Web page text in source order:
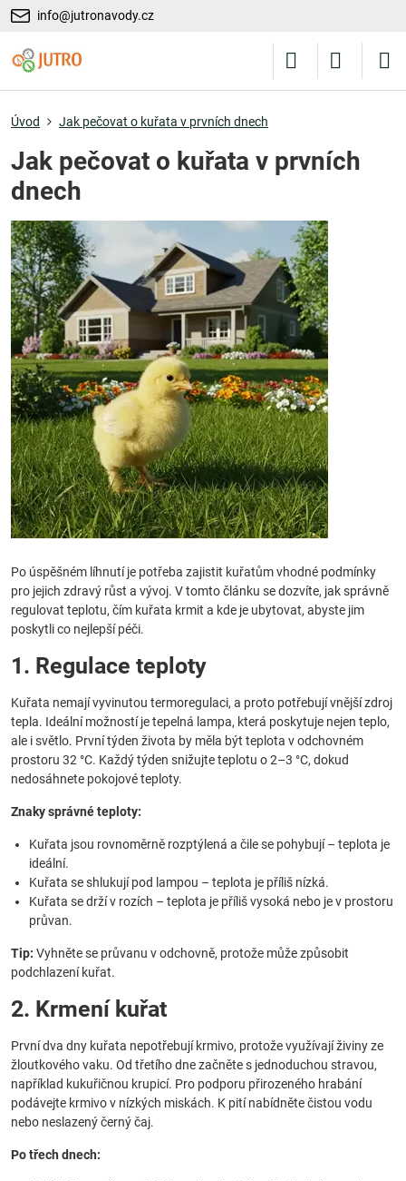
info@jutronavody.cz
Úvod Jak pečovat o kuřata v prvních dnech
Jak pečovat o kuřata v prvních
dnech
Po úspěšném líhnutí je potřeba zajistit kuřatům vhodné podmínky
pro jejich zdravý růst a vývoj. V tomto článku se dozvíte, jak správně
regulovat teplotu, čím kuřata krmit a kde je ubytovat, abyste jim
poskytli co nejlepší péči.
1. Regulace teploty
Kuřata nemají vyvinutou termoregulaci, a proto potřebují vnější zdroj
tepla. Ideální možností je tepelná lampa, která poskytuje nejen teplo,
ale i světlo. První týden života by měla být teplota v odchovném
prostoru 32 °C. Každý týden snižujte teplotu o 2–3 °C, dokud
nedosáhnete pokojové teploty.
Znaky správné teploty:
Kuřata jsou rovnoměrně rozptýlená a čile se pohybují – teplota je
ideální.
Kuřata se shlukují pod lampou – teplota je příliš nízká.
Kuřata se drží v rozích – teplota je příliš vysoká nebo je v prostoru
průvan.
Tip: Vyhněte se průvanu v odchovně, protože může způsobit
podchlazení kuřat.
2. Krmení kuřat
První dva dny kuřata nepotřebují krmivo, protože využívají živiny ze
žloutkového vaku. Od třetího dne začněte s jednoduchou stravou,
například kukuřičnou krupicí. Pro podporu přirozeného hrabání
podávejte krmivo v nízkých miskách. K pití nabídněte čistou vodu
nebo neslazený černý čaj.
Po třech dnech: